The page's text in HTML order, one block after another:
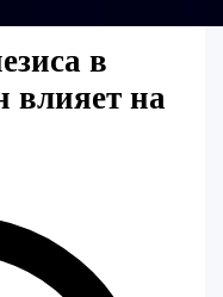
в
влияет на